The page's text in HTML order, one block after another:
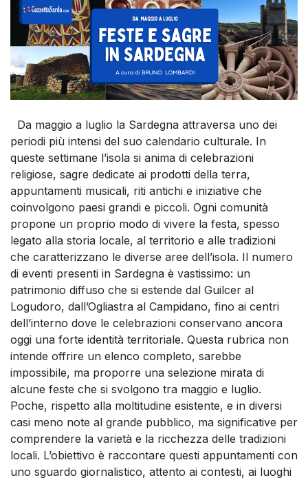
Da maggio a luglio la Sardegna attraversa uno dei
periodi più intensi del suo calendario culturale. In
queste settimane l’isola si anima di celebrazioni
religiose, sagre dedicate ai prodotti della terra,
appuntamenti musicali, riti antichi e iniziative che
coinvolgono paesi grandi e piccoli. Ogni comunità
propone un proprio modo di vivere la festa, spesso
legato alla storia locale, al territorio e alle tradizioni
che caratterizzano le diverse aree dell’isola. Il numero
di eventi presenti in Sardegna è vastissimo: un
patrimonio diffuso che si estende dal Guilcer al
Logudoro, dall’Ogliastra al Campidano, fino ai centri
dell’interno dove le celebrazioni conservano ancora
oggi una forte identità territoriale. Questa rubrica non
intende offrire un elenco completo, sarebbe
impossibile, ma proporre una selezione mirata di
alcune feste che si svolgono tra maggio e luglio.
Poche, rispetto alla moltitudine esistente, e in diversi
casi meno note al grande pubblico, ma significative per
comprendere la varietà e la ricchezza delle tradizioni
locali. L’obiettivo è raccontare questi appuntamenti con
uno sguardo giornalistico, attento ai contesti, ai luoghi